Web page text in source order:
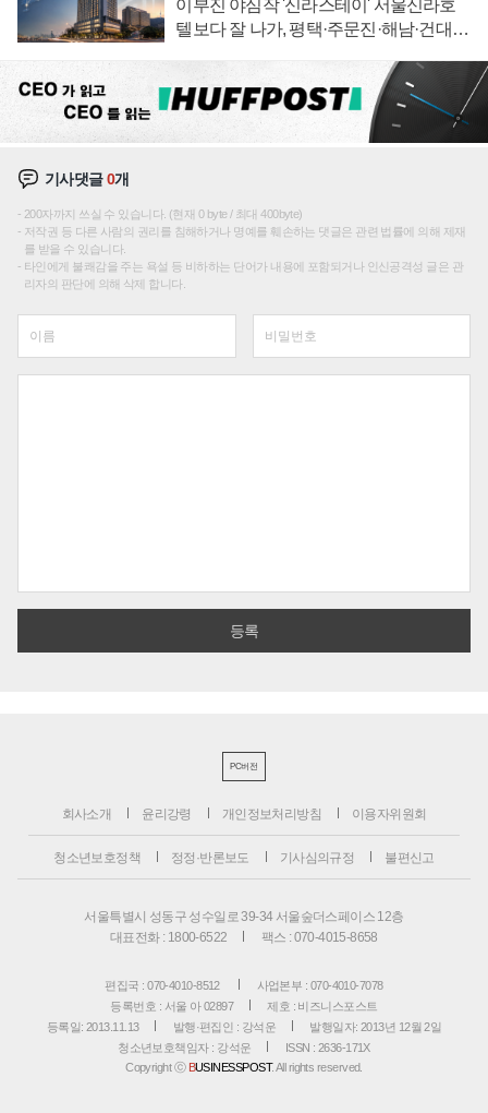
이부진 야심작 '신라스테이' 서울신라호
텔보다 잘 나가, 평택·주문진·해남·건대로
기사댓글0개
200자까지 쓰실 수 있습니다. (현재 0 byte / 최대 400byte)
저작권 등 다른 사람의 권리를 침해하거나 명예를 훼손하는 댓글은 관련 법률에 의해 제재
를 받을 수 있습니다.
타인에게 불쾌감을 주는 욕설 등 비하하는 단어가 내용에 포함되거나 인신공격성 글은 관
리자의 판단에 의해 삭제 합니다.
PC버전
회사소개 윤리강령 개인정보처리방침 이용자위원회
청소년보호정책 정정·반론보도 기사심의규정 불편신고
서울특별시 성동구 성수일로 39-34 서울숲더스페이스 12층
대표전화 : 1800-6522
팩스 : 070-4015-8658
편집국 : 070-4010-8512
사업본부 : 070-4010-7078
등록번호 : 서울 아 02897
제호 : 비즈니스포스트
등록일: 2013.11.13
발행·편집인 : 강석운
발행일자: 2013년 12월 2일
청소년보호책임자 : 강석운
ISSN : 2636-171X
Copyright ⓒ BUSINESSPOST. All rights reserved.